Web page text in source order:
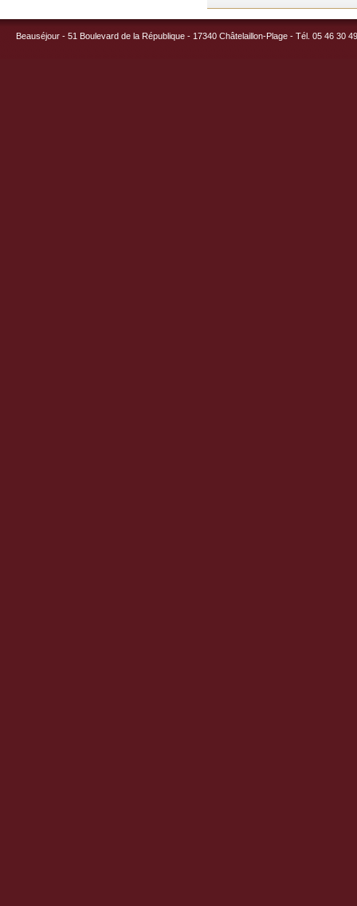
Beauséjour - 51 Boulevard de la République - 17340 Châtelaillon-Plage - Tél. 05 46 30